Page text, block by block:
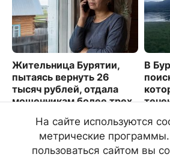
Жительница Бурятии,
пытаясь вернуть 26
тысяч рублей, отдала
мошенникам более трех
В
На сайте используются
метрические
пользоваться сайтом вы